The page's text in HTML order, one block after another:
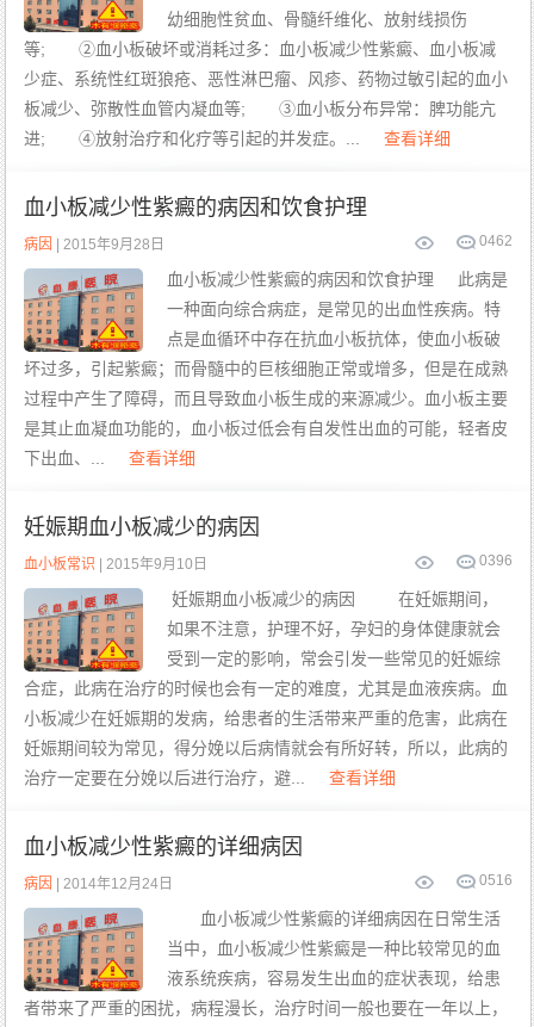
幼细胞性贫血、骨髓纤维化、放射线损伤
等; ②血小板破坏或消耗过多：血小板减少性紫癜、血小板减
少症、系统性红斑狼疮、恶性淋巴瘤、风疹、药物过敏引起的血小
板减少、弥散性血管内凝血等; ③血小板分布异常：脾功能亢
进; ④放射治疗和化疗等引起的并发症。...
查看详细
血小板减少性紫癜的病因和饮食护理
462
0
病因 | 2015年9月28日
血小板减少性紫癜的病因和饮食护理 此病是
一种面向综合病症，是常见的出血性疾病。特
点是血循环中存在抗血小板抗体，使血小板破
坏过多，引起紫癜；而骨髓中的巨核细胞正常或增多，但是在成熟
过程中产生了障碍，而且导致血小板生成的来源减少。血小板主要
是其止血凝血功能的，血小板过低会有自发性出血的可能，轻者皮
下出血、...
查看详细
妊娠期血小板减少的病因
396
0
血小板常识 | 2015年9月10日
妊娠期血小板减少的病因 在妊娠期间，
如果不注意，护理不好，孕妇的身体健康就会
受到一定的影响，常会引发一些常见的妊娠综
合症，此病在治疗的时候也会有一定的难度，尤其是血液疾病。血
小板减少在妊娠期的发病，给患者的生活带来严重的危害，此病在
妊娠期间较为常见，得分娩以后病情就会有所好转，所以，此病的
治疗一定要在分娩以后进行治疗，避...
查看详细
血小板减少性紫癜的详细病因
516
0
病因 | 2014年12月24日
血小板减少性紫癜的详细病因在日常生活
当中，血小板减少性紫癜是一种比较常见的血
液系统疾病，容易发生出血的症状表现，给患
者带来了严重的困扰，病程漫长，治疗时间一般也要在一年以上，